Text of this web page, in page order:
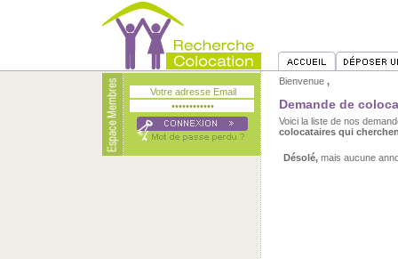
Bienvenue ,
Demande de
Voici la liste de nos
colocataires qui
Désolé, mais aucune